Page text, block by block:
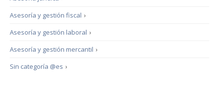
›
Asesoría y gestión fiscal
›
Asesoría y gestión laboral
›
Asesoría y gestión mercantil
›
Sin categoría @es